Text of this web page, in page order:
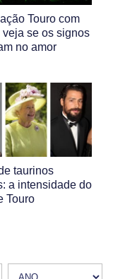
Touro com
veja se os signos
no amor
taurinos
a intensidade do
Touro